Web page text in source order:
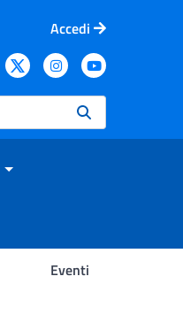
Accedi
Eventi